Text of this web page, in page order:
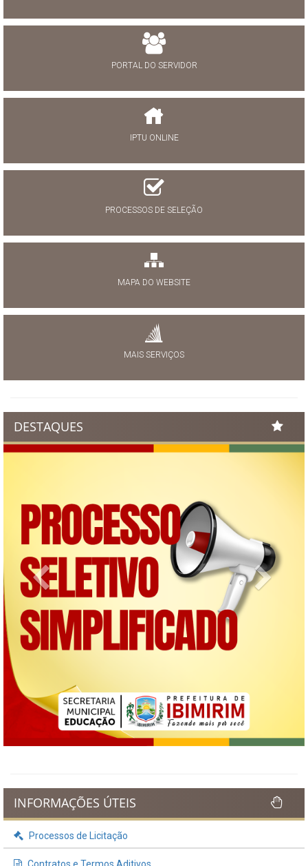
PORTAL DO SERVIDOR
IPTU ONLINE
PROCESSOS DE SELEÇÃO
MAPA DO WEBSITE
MAIS SERVIÇOS
DESTAQUES
Previous Next
INFORMAÇÕES ÚTEIS
Processos de Licitação